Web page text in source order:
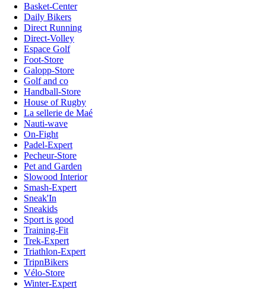
Basket-Center
Daily Bikers
Direct Running
Direct-Volley
Espace Golf
Foot-Store
Galopp-Store
Golf and co
Handball-Store
House of Rugby
La sellerie de Maé
Nauti-wave
On-Fight
Padel-Expert
Pecheur-Store
Pet and Garden
Slowood Interior
Smash-Expert
Sneak'In
Sneakids
Sport is good
Training-Fit
Trek-Expert
Triathlon-Expert
TripnBikers
Vélo-Store
Winter-Expert